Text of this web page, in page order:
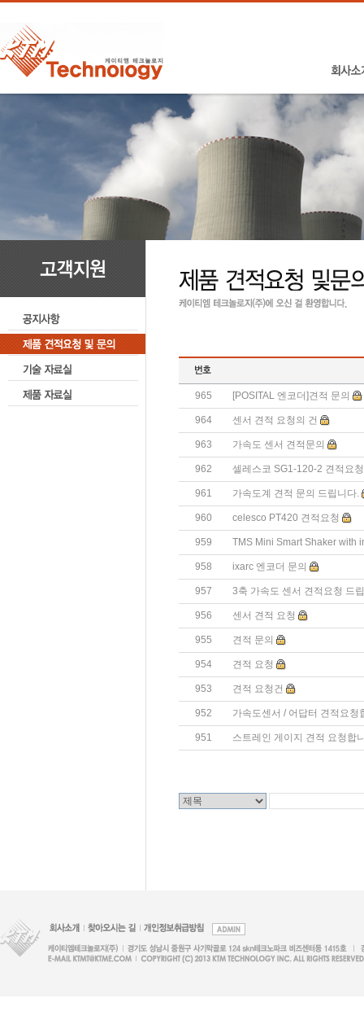
965 [POSITAL 엔코더]견적 문의
964 센서 견적 요청의 건
963 가속도 센서 견적문의
962 셀레스코 SG1-120-2 견적요청
961 가속도계 견적 문의 드립니다.
960 celesco PT420 견적요청
959 TMS Mini Smart Shaker
958 ixarc 엔코더 문의
957 3축 가속도 센서 견적요청 드
956 센서 견적 요청
955 견적 문의
954 견적 요청
953 견적 요청건
952 가속도센서 / 어답터 견적요청
951 스트레인 게이지 견적 요청합